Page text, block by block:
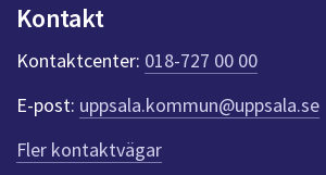
k
t
e
r
f
ö
r
Kontakt
Kontaktcenter: 018-727 00 00
E-post: uppsala.kommun@uppsala.se
Fler kontaktvägar